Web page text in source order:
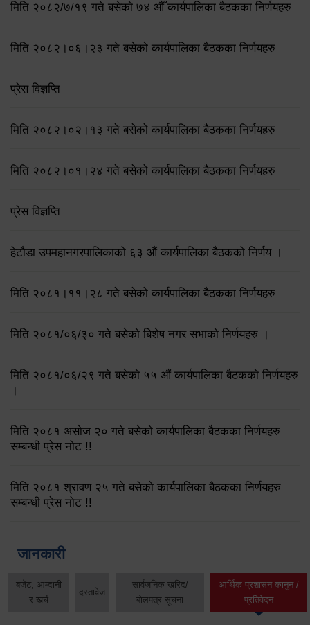
मिति २०८२/७/१९ गते बसेको ७४ औँ कार्यपालिका बैठकका निर्णयहरु
मिति २०८२।०६।२३ गते बसेको कार्यपालिका बैठकका निर्णयहरु
प्रेस विज्ञप्ति
मिति २०८२।०२।१३ गते बसेको कार्यपालिका बैठकका निर्णयहरु
मिति २०८२।०१।२४ गते बसेको कार्यपालिका बैठकका निर्णयहरु
प्रेस विज्ञप्ति
हेटौडा उपमहानगरपालिकाको ६३ औं कार्यपालिका बैठकको निर्णय ।
मिति २०८१।११।२८ गते बसेको कार्यपालिका बैठकका निर्णयहरु
मिति २०८१/०६/३० गते बसेको बिशेष नगर सभाको निर्णयहरु ।
मिति २०८१/०६/२९ गते बसेको ५५ औं कार्यपालिका बैठकको निर्णयहरु
।
मिति २०८१ असोज २० गते बसेको कार्यपालिका बैठकका निर्णयहरु
सम्बन्धी प्रेस नोट !!
मिति २०८१ श्रावण २५ गते बसेको कार्यपालिका बैठकका निर्णयहरु
सम्बन्धी प्रेस नोट !!
जानकारी
बजेट, आम्दानी
र खर्च
दस्तावेज
सार्वजनिक खरिद/
बोलपत्र सूचना
आर्थिक प्रशासन कानुन /
प्रतिवेदन